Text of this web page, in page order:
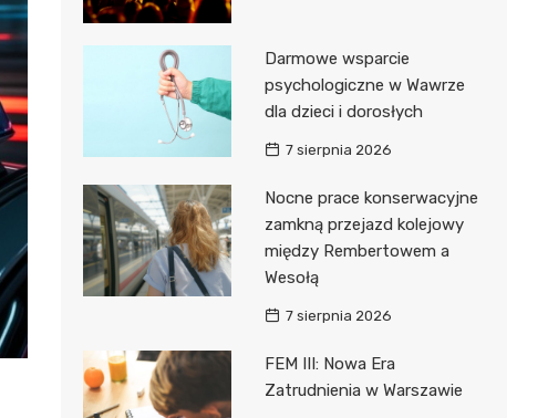
Darmowe wsparcie
psychologiczne w Wawrze
dla dzieci i dorosłych
7 sierpnia 2026
Nocne prace konserwacyjne
zamkną przejazd kolejowy
między Rembertowem a
Wesołą
7 sierpnia 2026
FEM III: Nowa Era
Zatrudnienia w Warszawie